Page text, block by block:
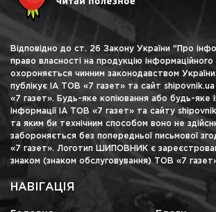
Відповідно до ст. 26 Закону України "Про
право власності на продукцію інформаційного
охороняється чинним законодавством
публікує ІА ТОВ «7 газет» та сайт
«7 газет». Будь-яке копіювання або будь-яке
інформації ІА ТОВ «7 газет» та сайту
та яким би технічним способом воно не
забороняється без попередньої письмової
«7 газет». Логотип ШИПОВНИК є
знаком (знаком обслуговування) ТОВ «7
НАВІГАЦІЯ